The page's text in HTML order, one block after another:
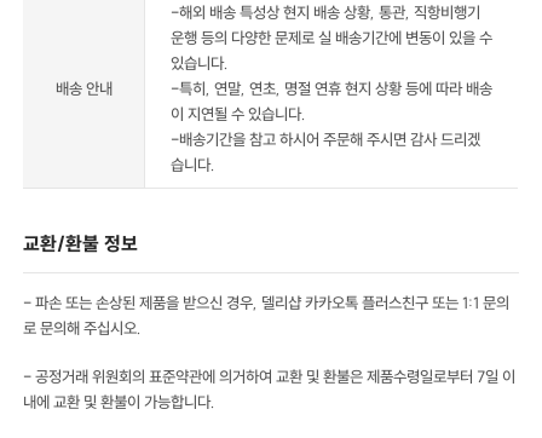
배송 안내
-해외 배송 특성상 현지 배송 상황, 통관, 직항비행기
운행 등의 다양한 문제로 실 배송기간에 변동이 있을 수
있습니다.
-특히, 연말, 연초, 명절 연휴 현지 상황 등에 따라 배송
이 지연될 수 있습니다.
-배송기간을 참고 하시어 주문해 주시면 감사 드리겠
습니다.
교환/환불 정보
- 파손 또는 손상된 제품을 받으신 경우, 델리샵 카카오톡 플러스친구 또는 1:1 문의
로 문의해 주십시오.
- 공정거래 위원회의 표준약관에 의거하여 교환 및 환불은 제품수령일로부터 7일 이
내에 교환 및 환불이 가능합니다.